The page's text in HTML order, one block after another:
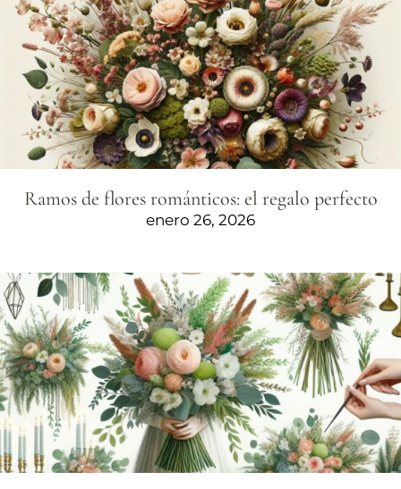
Ramos de flores románticos: el regalo perfecto
enero 26, 2026